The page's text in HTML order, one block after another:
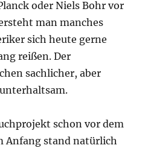
oder Niels Bohr vor
man manches
sich heute gerne
reißen. Der
sachlicher, aber
schon vor dem
Anfang stand natürlich